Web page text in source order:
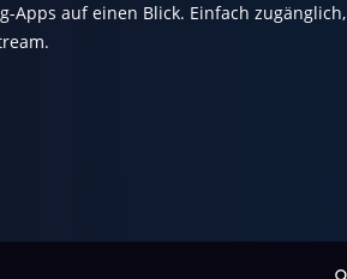
Apps auf einen Blick. Einfach zugänglich,